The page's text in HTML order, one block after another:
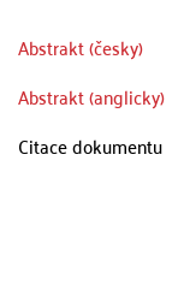
Abstrakt (česky)
Abstrakt (anglicky)
Citace dokumentu